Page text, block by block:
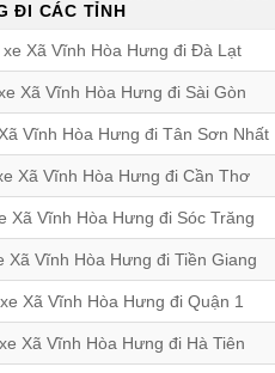
ĐI CÁC TỈNH
Xã Vĩnh Hòa Hưng đi Đà Lạt
Xã Vĩnh Hòa Hưng đi Sài Gòn
Vĩnh Hòa Hưng đi Tân Sơn Nhất
Xã Vĩnh Hòa Hưng đi Cần Thơ
Xã Vĩnh Hòa Hưng đi Sóc Trăng
Xã Vĩnh Hòa Hưng đi Tiền Giang
Xã Vĩnh Hòa Hưng đi Quận 1
Xã Vĩnh Hòa Hưng đi Hà Tiên